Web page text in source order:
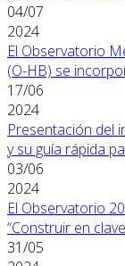
04/07
2024
El Observatorio
(O-HB) se
17/06
2024
Presentación del
y su guía rápida
03/06
2024
El Observatorio
“Construir en
31/05